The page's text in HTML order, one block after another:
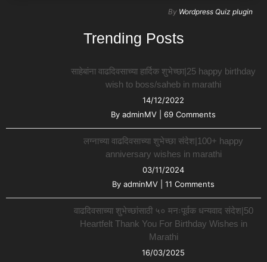
By Wordpress Quiz plugin
Trending Posts
साहेबांना वाढदिवसाच्या हार्दिक शुभेच्छा|25 happy birthday
wish to boss/saheb in marathi
14/12/2022
By adminMV 69 Comments
लग्नाच्या वाढदिवसाच्या शुभेच्छा संदेश|100+ happy
anniversary wishes in marathi
03/11/2024
By adminMV 11 Comments
वाढदिवसाच्या शुभेच्छांसाठी ५० मनःपूर्वक धन्यवाद संदेश|50
Heartfelt Thank You For Birthday Wishes in
Marathi
16/03/2025